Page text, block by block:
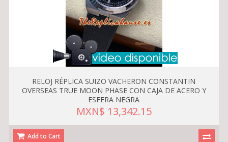
RELOJ RÉPLICA SUIZO VACHERON CONSTANTIN
OVERSEAS TRUE MOON PHASE CON CAJA DE ACERO Y
ESFERA NEGRA
MXN$ 13,342.15
Add to Cart